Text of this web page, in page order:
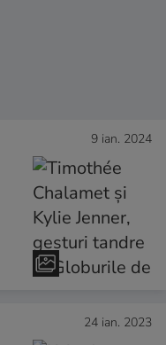
9 ian. 2024
24 ian. 2023